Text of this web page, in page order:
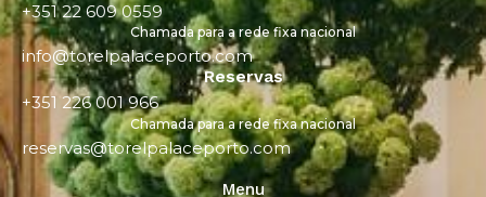
+351 22 609 0559
Chamada para a rede fixa nacional
info@torelpalaceporto.com
Reservas
+351 226 001 966
Chamada para a rede fixa nacional
reservas@torelpalaceporto.com
Menu